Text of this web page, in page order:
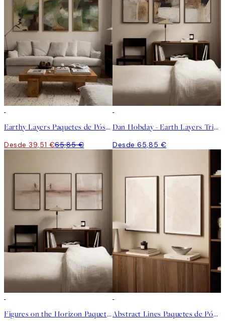
Earthy Layers Paquetes de Pósters
Desde 39,51 €65,85 €
Dan Hobday - Earth Layers Trio Paquetes de Pósters
Desde 65,85 €
Figures on the Horizon Paquetes de Pósters Abstract Lines Paquetes de Pósters